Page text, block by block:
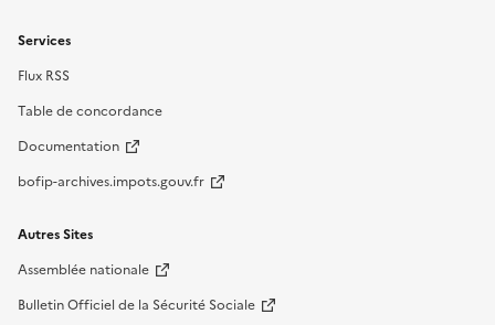
Services
Flux RSS
Table de concordance
Documentation
bofip-archives.impots.gouv.fr
Autres Sites
Assemblée nationale
Bulletin Officiel de la Sécurité Sociale